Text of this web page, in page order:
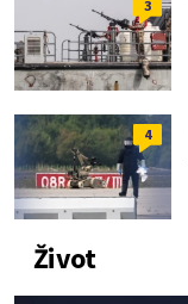
3
4
Život